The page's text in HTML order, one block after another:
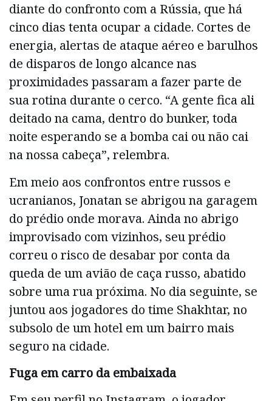
diante do confronto com a Rússia, que há
cinco dias tenta ocupar a cidade. Cortes de
energia, alertas de ataque aéreo e barulhos
de disparos de longo alcance nas
proximidades passaram a fazer parte de
sua rotina durante o cerco. “A gente fica ali
deitado na cama, dentro do bunker, toda
noite esperando se a bomba cai ou não cai
na nossa cabeça”, relembra.
Em meio aos confrontos entre russos e
ucranianos, Jonatan se abrigou na garagem
do prédio onde morava. Ainda no abrigo
improvisado com vizinhos, seu prédio
correu o risco de desabar por conta da
queda de um avião de caça russo, abatido
sobre uma rua próxima. No dia seguinte, se
juntou aos jogadores do time Shakhtar, no
subsolo de um hotel em um bairro mais
seguro na cidade.
Fuga em carro da embaixada